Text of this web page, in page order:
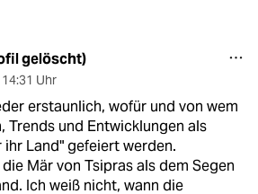
gelöscht)
14:31 Uhr
erstaunlich, wofür und von wem
Trends und Entwicklungen als
ihr Land" gefeiert werden.
Mär von Tsipras als dem Segen
Ich weiß nicht, wann die